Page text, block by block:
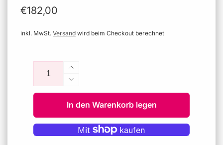
Normaler
€182,00
inkl. MwSt. Versand wird beim Checkout berechnet
Erhöhe
die
Menge
für
Blossom
-
Verringere
die
Menge
für
Massingberd
Blossom
In den Warenkorb legen